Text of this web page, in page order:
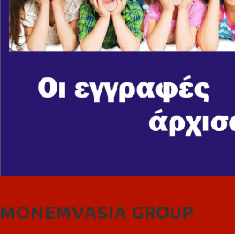
MONEMVASIA GROUP